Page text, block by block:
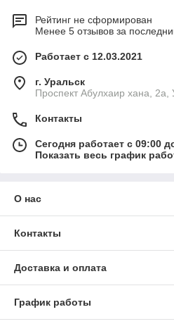
Рейтинг не сформирован
Менее 5 отзывов за
Работает с 12.03.2021
г. Уральск
Проспект Абулхаир хана, 2а,
Контакты
Сегодня работает с 09:00
Показать весь график
О нас
Контакты
Доставка и оплата
График работы